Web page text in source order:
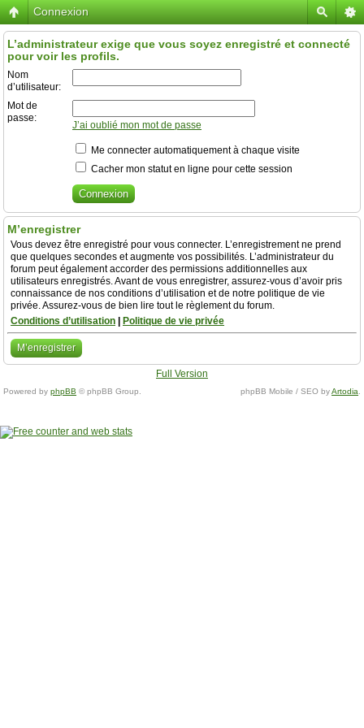
Connexion
L’administrateur exige que vous soyez enregistré et connecté
pour voir les profils.
Nom
d’utilisateur:
Mot de
passe:
J’ai oublié mon mot de passe
Me connecter automatiquement à chaque visite
Cacher mon statut en ligne pour cette session
M’enregistrer
Vous devez être enregistré pour vous connecter. L’enregistrement ne prend
que quelques secondes et augmente vos possibilités. L’administrateur du
forum peut également accorder des permissions additionnelles aux
utilisateurs enregistrés. Avant de vous enregistrer, assurez-vous d’avoir pris
connaissance de nos conditions d’utilisation et de notre politique de vie
privée. Assurez-vous de bien lire tout le règlement du forum.
Conditions d’utilisation
Politique de vie privée
M’enregistrer
Full Version
Powered by phpBB © phpBB Group. phpBB Mobile / SEO byArtodia